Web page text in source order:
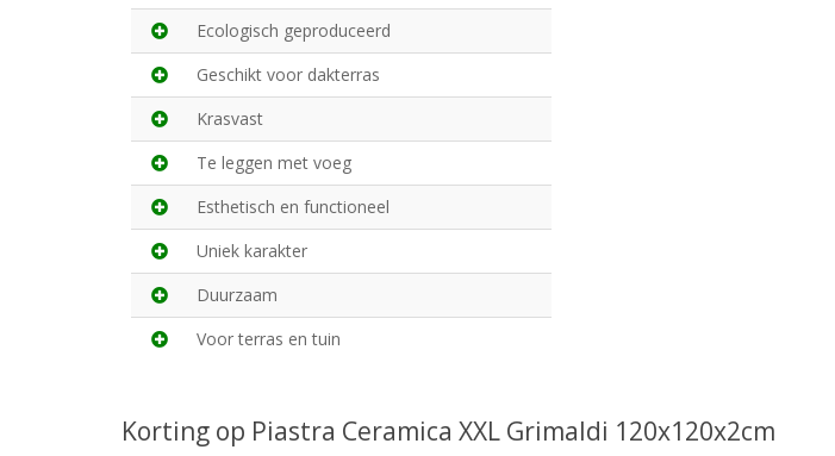
Ecologisch geproduceerd
Geschikt voor dakterras
Krasvast
Te leggen met voeg
Esthetisch en functioneel
Uniek karakter
Duurzaam
Voor terras en tuin
Korting op Piastra Ceramica XXL Grimaldi 120x120x2cm